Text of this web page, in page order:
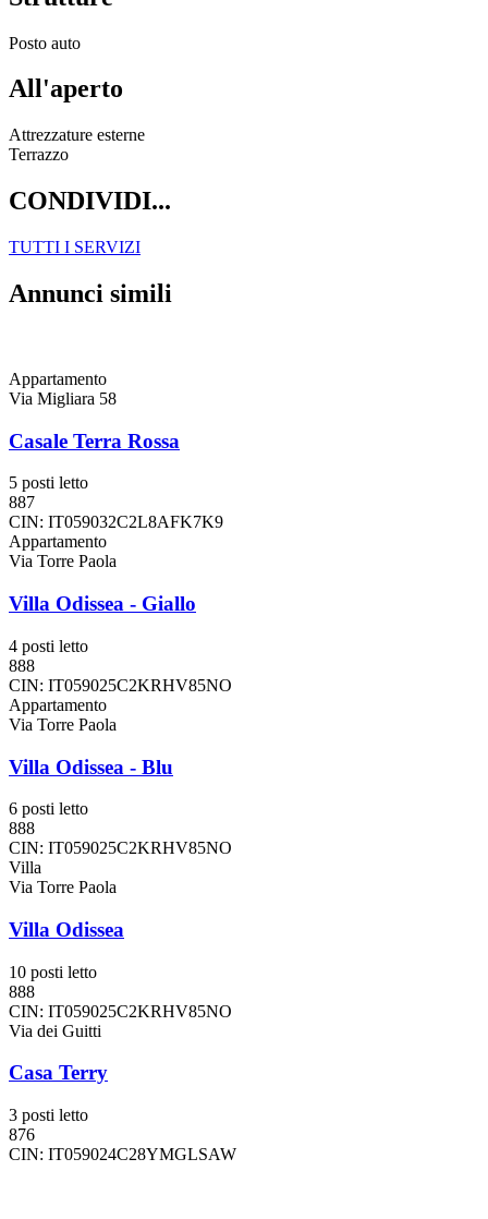
Posto auto
All'aperto
Attrezzature esterne
Terrazzo
CONDIVIDI...
TUTTI I SERVIZI
Annunci simili
Appartamento
Via Migliara 58
Casale Terra Rossa
5 posti letto
887
CIN: IT059032C2L8AFK7K9
Appartamento
Via Torre Paola
Villa Odissea - Giallo
4 posti letto
888
CIN: IT059025C2KRHV85NO
Appartamento
Via Torre Paola
Villa Odissea - Blu
6 posti letto
888
CIN: IT059025C2KRHV85NO
Villa
Via Torre Paola
Villa Odissea
10 posti letto
888
CIN: IT059025C2KRHV85NO
Via dei Guitti
Casa Terry
3 posti letto
876
CIN: IT059024C28YMGLSAW